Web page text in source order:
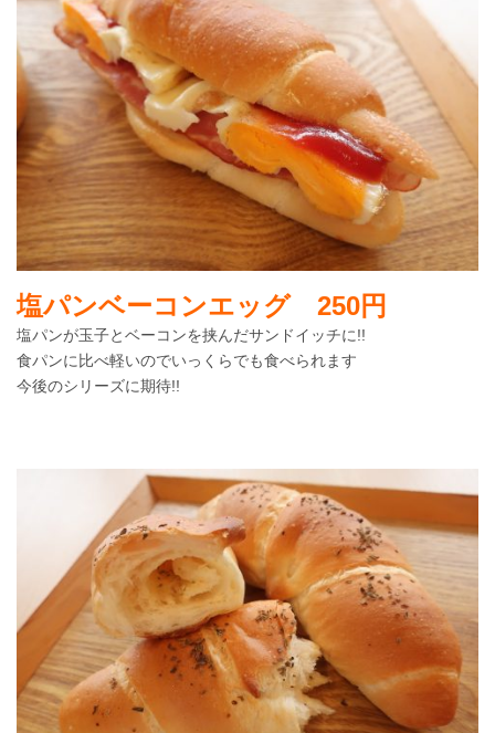
塩パンベーコンエッグ 250円
塩パンが玉子とベーコンを挟んだサンドイッチに!!
食パンに比べ軽いのでいっくらでも食べられます
今後のシリーズに期待!!